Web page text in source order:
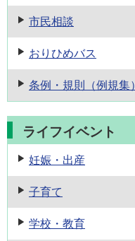
市民相談
おりひめバス
条例・規則 （例規集）
ライフイベント
妊娠・出産
子育て
学校・教育